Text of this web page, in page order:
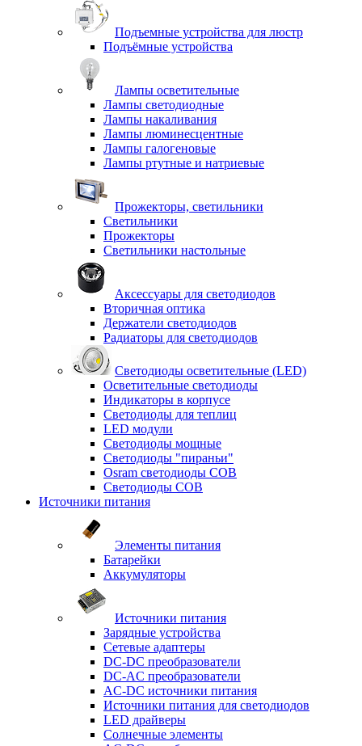
Подъемные устройства для люстр
Подъёмные устройства
Лампы осветительные
Лампы светодиодные
Лампы накаливания
Лампы люминесцентные
Лампы галогеновые
Лампы ртутные и натриевые
Прожекторы, светильники
Светильники
Прожекторы
Светильники настольные
Аксессуары для светодиодов
Вторичная оптика
Держатели светодиодов
Радиаторы для светодиодов
Светодиоды осветительные (LED)
Осветительные светодиоды
Индикаторы в корпусе
Светодиоды для теплиц
LED модули
Светодиоды мощные
Светодиоды "пираньи"
Osram светодиоды COB
Светодиоды COB
Источники питания
Элементы питания
Батарейки
Аккумуляторы
Источники питания
Зарядные устройства
Сетевые адаптеры
DC-DC преобразователи
DC-AC преобразователи
AC-DC источники питания
Источники питания для светодиодов
LED драйверы
Солнечные элементы